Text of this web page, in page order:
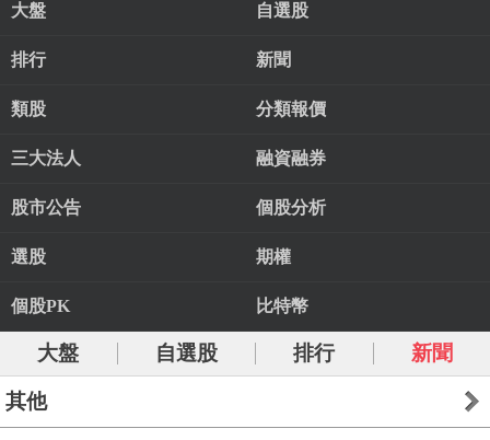
大盤 自選股
排行 新聞
類股 分類報價
三大法人 融資融券
股市公告 個股分析
選股 期權
個股PK 比特幣
大盤 自選股 排行 新聞
其他